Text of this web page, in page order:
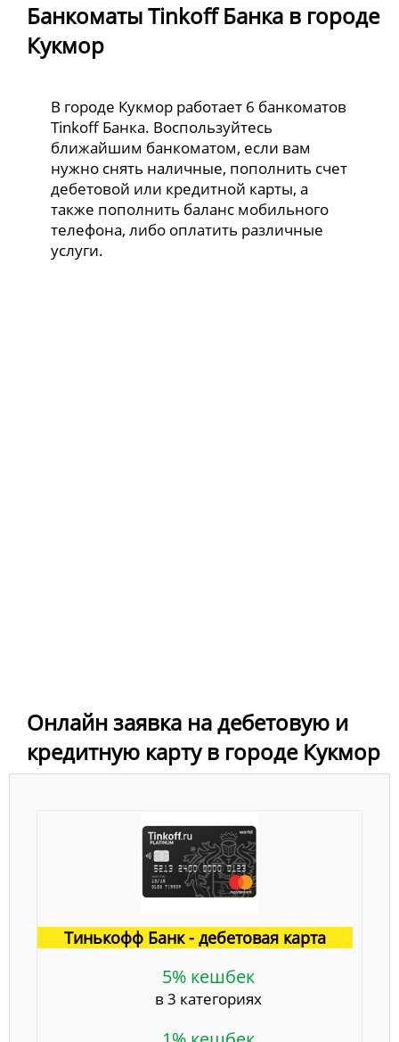
Банкоматы Tinkoff Банка в городе
Кукмор
В городе Кукмор работает 6 банкоматов
Tinkoff Банка. Воспользуйтесь
ближайшим банкоматом, если вам
нужно снять наличные, пополнить счет
дебетовой или кредитной карты, а
также пополнить баланс мобильного
телефона, либо оплатить различные
услуги.
Онлайн заявка на дебетовую и
кредитную карту в городе Кукмор
Тинькофф Банк - дебетовая карта
5% кешбек
в 3 категориях